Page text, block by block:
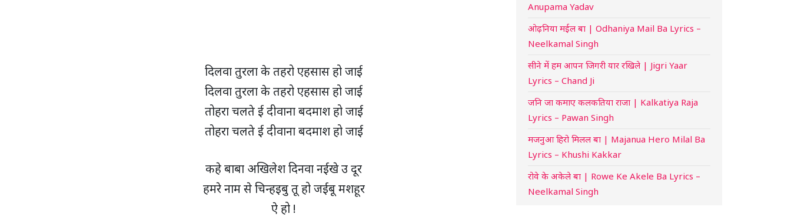
दिलवा तुरला के तहरो एहसास हो जाई
दिलवा तुरला के तहरो एहसास हो जाई
तोहरा चलते ई दीवाना बदमाश हो जाई
तोहरा चलते ई दीवाना बदमाश हो जाई
कहे बाबा अखिलेश दिनवा नईखे उ दूर
हमरे नाम से चिन्हइबु तू हो जईबू मशहूर
ऐ हो !
Anupama Yadav
ओढ़निया मईल बा | Odhaniya Mail Ba Lyrics –
Neelkamal Singh
सीने में हम आपन जिगरी यार रखिले | Jigri Yaar
Lyrics – Chand Ji
जनि जा कमाए कलकतिया राजा | Kalkatiya Raja
Lyrics – Pawan Singh
मजनुआ हिरो मिलल बा | Majanua Hero Milal Ba
Lyrics – Khushi Kakkar
रोवे के अकेले बा | Rowe Ke Akele Ba Lyrics –
Neelkamal Singh